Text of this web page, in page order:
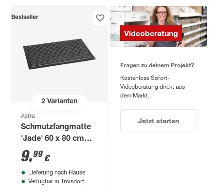
2Varianten
Bestseller
Astra
Schmutzfangmatte
'Jade' 60 x 80 cm
anthrazit
9,99 €
Lieferung nach Hause
Verfügbar in Troisdorf
Videoberatung
Fragen zu deinem Projekt?
Kostenlose Sofort-
Videoberatung direkt aus
dem Markt.
Jetzt starten